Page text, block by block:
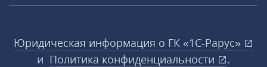
Юридическая информация о ГК «1С‑Рарус»
и Политика конфиденциальности
.